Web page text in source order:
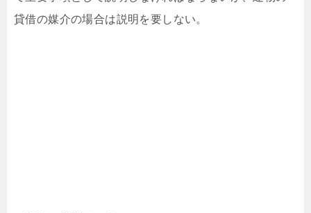
貸借の媒介の場合は説明を要しない。